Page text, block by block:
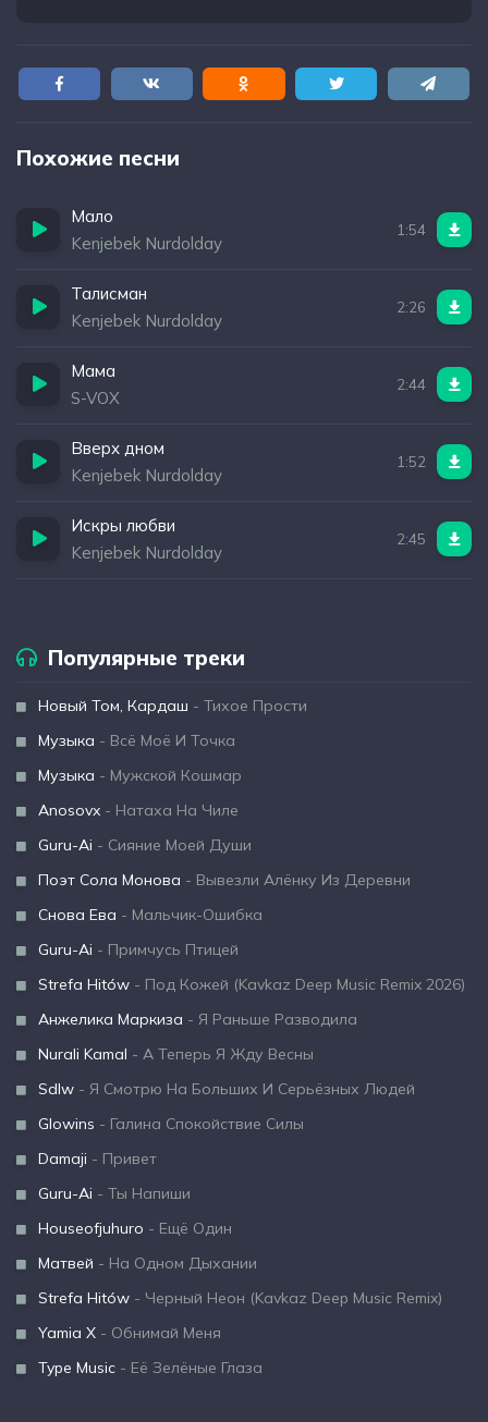
Похожие песни
Мало
Kenjebek Nurdolday
1:54
Талисман
Kenjebek Nurdolday
2:26
Мама
S-VOX
2:44
Вверх дном
Kenjebek Nurdolday
1:52
Искры любви
Kenjebek Nurdolday
2:45
Популярные треки
Новый Том, Кардаш - Тихое Прости
Музыка - Всё Моё И Точка
Музыка - Мужской Кошмар
Anosovx - Натаха На Чиле
Guru-Ai - Сияние Моей Души
Поэт Сола Монова - Вывезли Алёнку Из Деревни
Снова Ева - Мальчик-Ошибка
Guru-Ai - Примчусь Птицей
Strefa Hitów - Под Кожей (Kavkaz Deep Music Remix 2026)
Анжелика Маркиза - Я Раньше Разводила
Nurali Kamal - А Теперь Я Жду Весны
Sdlw - Я Смотрю На Больших И Серьёзных Людей
Glowins - Галина Спокойствие Силы
Damaji - Привет
Guru-Ai - Ты Напиши
Houseofjuhuro - Ещё Один
Матвей - На Одном Дыхании
Strefa Hitów - Черный Неон (Kavkaz Deep Music Remix)
Yamia X - Обнимай Меня
Type Music - Её Зелёные Глаза